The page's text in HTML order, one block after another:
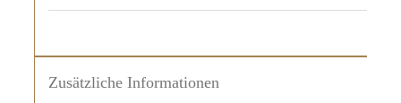
Zusätzliche Informationen